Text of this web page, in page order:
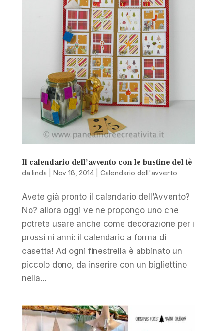
Il calendario dell’avvento con le bustine del tè
da linda Nov 18, 2014| Calendario dell'avvento
Avete già pronto il calendario dell’Avvento?
No? allora oggi ve ne propongo uno che
potrete usare anche come decorazione per i
prossimi anni: il calendario a forma di
casetta! Ad ogni finestrella è abbinato un
piccolo dono, da inserire con un bigliettino
nella...